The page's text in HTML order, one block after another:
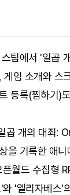
팀에서 '일곱
게임 소개와 스
등록(찜하기)
곱 개의 대죄:
을 기록한 애니
월드 수집형
'엘리자베스'